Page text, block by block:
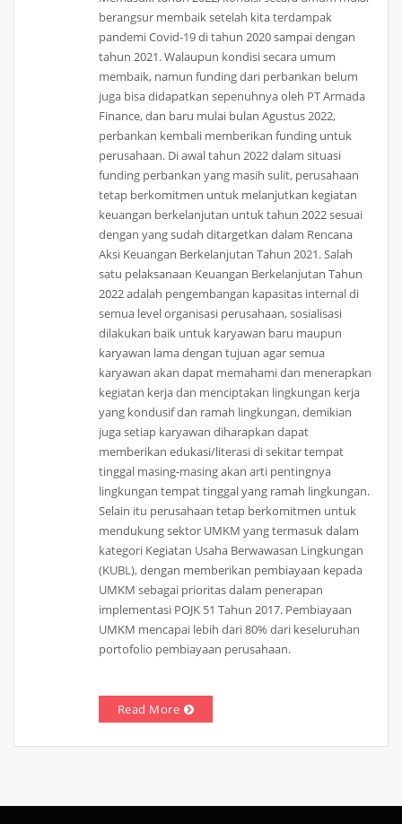
berangsur membaik setelah kita terdampak
pandemi Covid-19 di tahun 2020 sampai dengan
tahun 2021. Walaupun kondisi secara umum
membaik, namun funding dari perbankan belum
juga bisa didapatkan sepenuhnya oleh PT Armada
Finance, dan baru mulai bulan Agustus 2022,
perbankan kembali memberikan funding untuk
perusahaan. Di awal tahun 2022 dalam situasi
funding perbankan yang masih sulit, perusahaan
tetap berkomitmen untuk melanjutkan kegiatan
keuangan berkelanjutan untuk tahun 2022 sesuai
dengan yang sudah ditargetkan dalam Rencana
Aksi Keuangan Berkelanjutan Tahun 2021. Salah
satu pelaksanaan Keuangan Berkelanjutan Tahun
2022 adalah pengembangan kapasitas internal di
semua level organisasi perusahaan, sosialisasi
dilakukan baik untuk karyawan baru maupun
karyawan lama dengan tujuan agar semua
karyawan akan dapat memahami dan menerapkan
kegiatan kerja dan menciptakan lingkungan kerja
yang kondusif dan ramah lingkungan, demikian
juga setiap karyawan diharapkan dapat
memberikan edukasi/literasi di sekitar tempat
tinggal masing-masing akan arti pentingnya
lingkungan tempat tinggal yang ramah lingkungan.
Selain itu perusahaan tetap berkomitmen untuk
mendukung sektor UMKM yang termasuk dalam
kategori Kegiatan Usaha Berwawasan Lingkungan
(KUBL), dengan memberikan pembiayaan kepada
UMKM sebagai prioritas dalam penerapan
implementasi POJK 51 Tahun 2017. Pembiayaan
UMKM mencapai lebih dari 80% dari keseluruhan
portofolio pembiayaan perusahaan.
Read More